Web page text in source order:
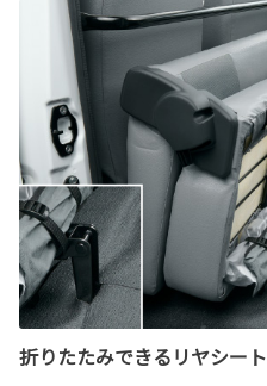
折りたたみできるリヤシート